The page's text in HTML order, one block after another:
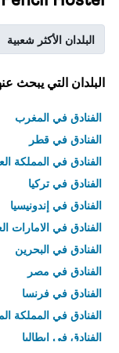
البلدان الأكثر شعبية
البلدان التي يبحث
الفنادق في المغرب
الفنادق في قطر
الفنادق في المملكة
الفنادق في تركيا
الفنادق في إندونيسيا
الفنادق في الامارات
الفنادق في البحرين
الفنادق في مصر
الفنادق في فرنسا
الفنادق في المملكة
الفنادق في إيطاليا